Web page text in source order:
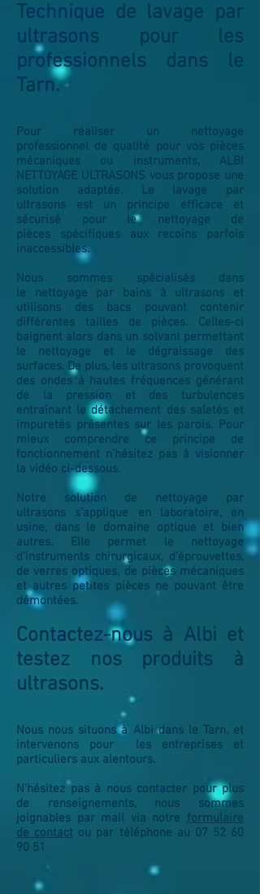
Technique de lavage par
ultrasons pour les
professionnels dans le
Tarn.
Pour réaliser un nettoyage
professionnel de qualité pour vos pièces
mécaniques ou instruments, ALBI
NETTOYAGE ULTRASONS vous propose une
solution adaptée. Le lavage par
ultrasons est un principe efficace et
sécurisé pour le nettoyage de
pièces spécifiques aux recoins parfois
inaccessibles.
Nous sommes spécialisés dans
le nettoyage par bains à ultrasons et
utilisons des bacs pouvant contenir
différentes tailles de pièces. Celles-ci
baignent alors dans un solvant permettant
le nettoyage et le dégraissage des
surfaces. De plus, les ultrasons provoquent
des ondes à hautes fréquences générant
de la pression et des turbulences
entraînant le détachement des saletés et
impuretés présentes sur les parois. Pour
mieux comprendre ce principe de
fonctionnement n’hésitez pas à visionner
la vidéo ci-dessous.
Notre solution de nettoyage par
ultrasons s'applique en laboratoire, en
usine, dans le domaine optique et bien
autres. Elle permet le nettoyage
d’instruments chirurgicaux, d’éprouvettes,
de verres optiques, de pièces mécaniques
et autres petites pièces ne pouvant être
démontées.
Contactez-nous à Albi et
testez nos produits à
ultrasons.
Nous nous situons à Albi dans le Tarn, et
intervenons pour les entreprises et
particuliers aux alentours.
N’hésitez pas à nous contacter pour plus
de renseignements, nous sommes
joignables par mail via notre formulaire
de contact ou par téléphone au 07 52 60
90 51